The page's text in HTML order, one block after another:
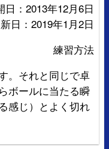
日：2013年12月6日
日：2019年1月2日
練習方法
。それと同じで卓
ボールに当たる瞬
感じ）とよく切れ